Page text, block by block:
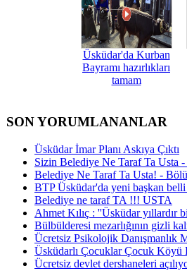
Üsküdar'da Kurban
Bayramı hazırlıkları
tamam
SON YORUMLANANLAR
Üsküdar İmar Planı Askıya Çıktı
Sizin Belediye Ne Taraf Ta Usta -
Belediye Ne Taraf Ta Usta! -
BTP Üsküdar'da yeni başkan
Belediye ne taraf TA !!! USTA
Ahmet Kılıç : ''Üsküdar yıllardır
Bülbülderesi mezarlığının gizli
Ücretsiz Psikolojik Danışmanlık
Üsküdarlı Çocuklar Çocuk Köyü
Ücretsiz devlet dershaneleri